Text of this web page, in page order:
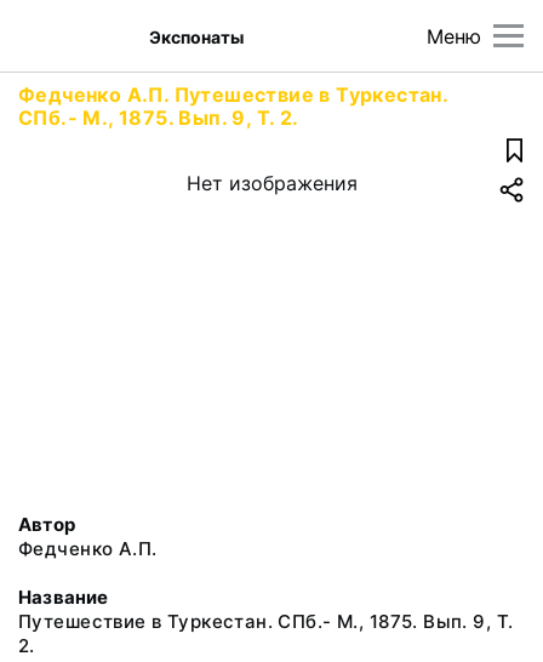
Меню
Экспонаты
Федченко А.П. Путешествие в Туркестан.
СПб.- М., 1875. Вып. 9, Т. 2.
Нет изображения
Автор
Федченко А.П.
Название
Путешествие в Туркестан. СПб.- М., 1875. Вып. 9, Т.
2.